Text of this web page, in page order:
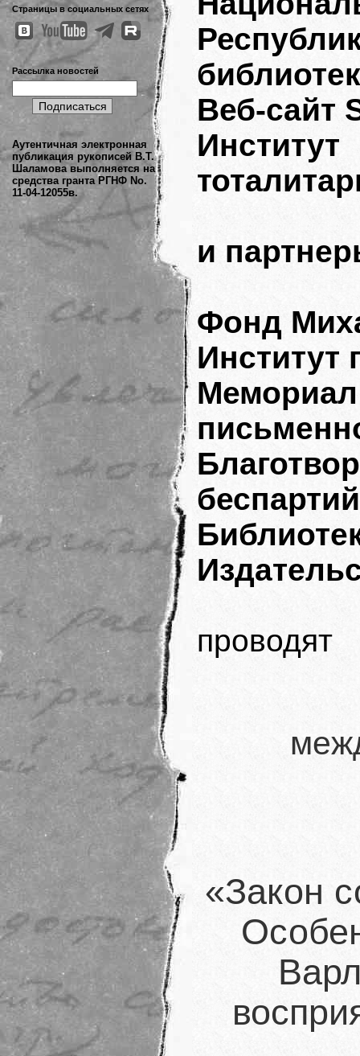
Страницы в социальных сетях
Рассылка новостей
Аутентичная электронная
публикация рукописей В.Т.
Шаламова выполняется на
средства гранта РГНФ No.
11-04-12055в.
Веб-сайт
и
Фонд
Институт
проводят
«Закон